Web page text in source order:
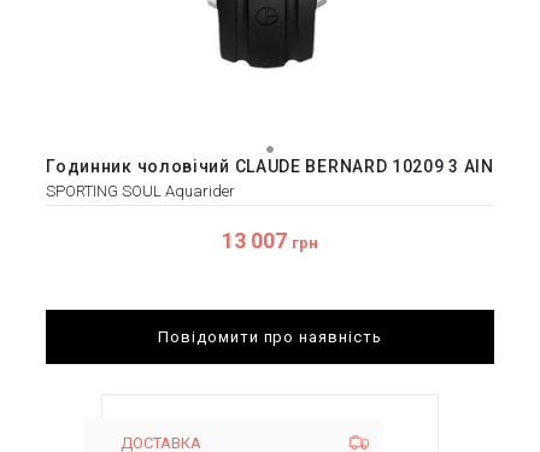
Годинник чоловічий CLAUDE BERNARD 10209 3 AIN
SPORTING SOUL Aquarider
13 007 грн
Повідомити про наявність
ДОСТАВКА